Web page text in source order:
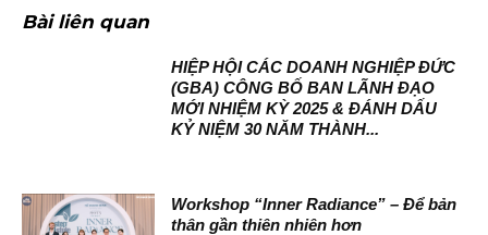
Bài liên quan
HIỆP HỘI CÁC DOANH NGHIỆP ĐỨC
(GBA) CÔNG BỐ BAN LÃNH ĐẠO
MỚI NHIỆM KỲ 2025 & ĐÁNH DẤU
KỶ NIỆM 30 NĂM THÀNH...
Workshop “Inner Radiance” – Để bản
thân gần thiên nhiên hơn